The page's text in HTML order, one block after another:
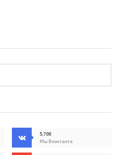
5,700
Мы Вконтакте